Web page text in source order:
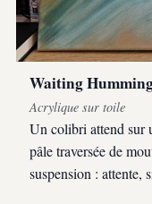
Waiting
Acrylique sur toile
Un colibri attend sur
pâle traversée de
suspension : attente,